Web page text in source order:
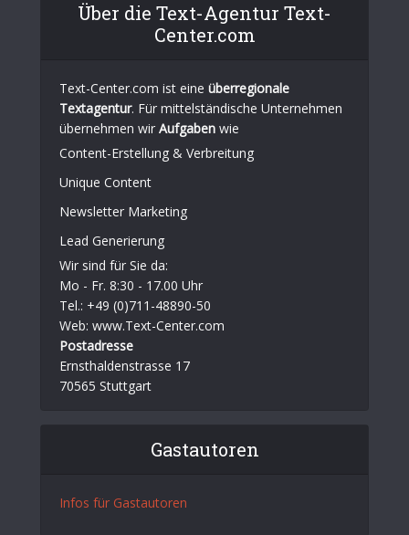
Über die Text-Agentur Text-
Center.com
Text-Center.com ist eine überregionale
Textagentur. Für mittelständische Unternehmen
übernehmen wir Aufgaben wie
Content-Erstellung & Verbreitung
Unique Content
Newsletter Marketing
Lead Generierung
Wir sind für Sie da:
Mo - Fr. 8:30 - 17.00 Uhr
Tel.: +49 (0)711-48890-50
Web: www.Text-Center.com
Postadresse
Ernsthaldenstrasse 17
70565 Stuttgart
Gastautoren
Infos für Gastautoren